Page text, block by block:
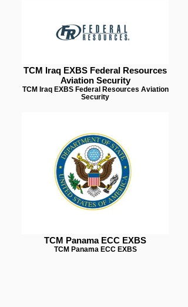
TCM Iraq EXBS Federal Resources
Aviation Security
TCM Iraq EXBS Federal Resources Aviation
Security
TCM Panama ECC EXBS
TCM Panama ECC EXBS